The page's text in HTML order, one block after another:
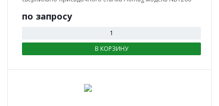
по запросу
В КОРЗИНУ